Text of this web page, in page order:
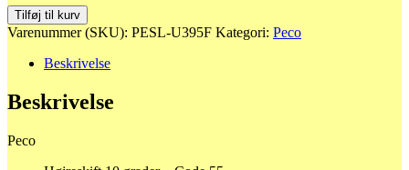
SL-
U395F
Højreskifte
radius
antal
Tilføj til kurv
Varenummer (SKU): PESL-U395F Kategori: Peco
Beskrivelse
Beskrivelse
Peco